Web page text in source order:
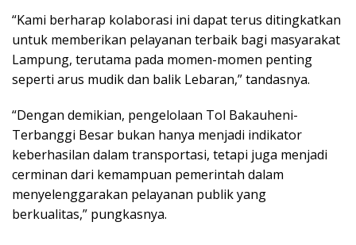
“Kami berharap kolaborasi ini dapat terus ditingkatkan
untuk memberikan pelayanan terbaik bagi masyarakat
Lampung, terutama pada momen-momen penting
seperti arus mudik dan balik Lebaran,” tandasnya.
“Dengan demikian, pengelolaan Tol Bakauheni-
Terbanggi Besar bukan hanya menjadi indikator
keberhasilan dalam transportasi, tetapi juga menjadi
cerminan dari kemampuan pemerintah dalam
menyelenggarakan pelayanan publik yang
berkualitas,” pungkasnya.